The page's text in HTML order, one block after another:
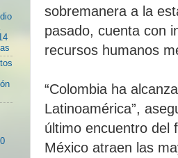
sobremanera a la
pasado, cuenta con
recursos humanos
“Colombia ha
Latinoamérica”,
último encuentro del
México atraen las